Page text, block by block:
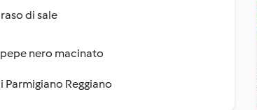
di sale
nero macinato
Parmigiano Reggiano